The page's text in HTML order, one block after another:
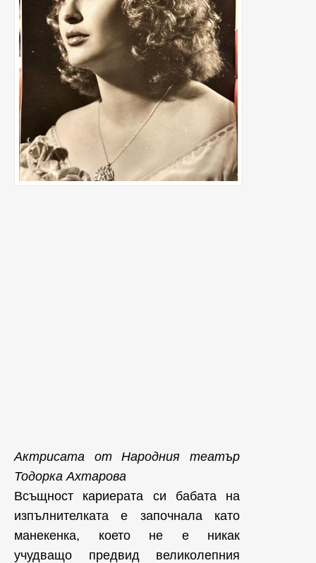
Актрисата от Народния театър
Тодорка Ахтарова
Всъщност кариерата си бабата на
изпълнителката е започнала като
манекенка, което не е никак
учудващо предвид великолепния